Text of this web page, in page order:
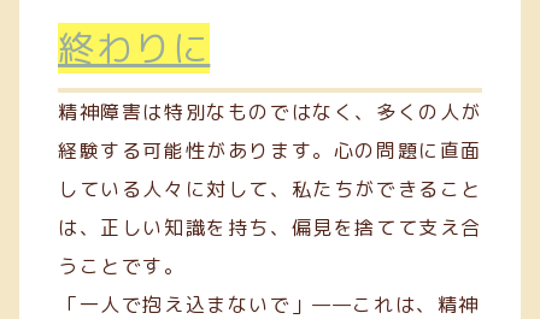
終わりに
精神障害は特別なものではなく、多くの人が
経験する可能性があります。心の問題に直面
している人々に対して、私たちができること
は、正しい知識を持ち、偏見を捨てて支え合
うことです。
「一人で抱え込まないで」——これは、精神